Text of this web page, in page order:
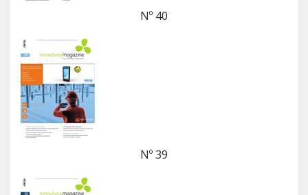
Nº 40
Nº 39